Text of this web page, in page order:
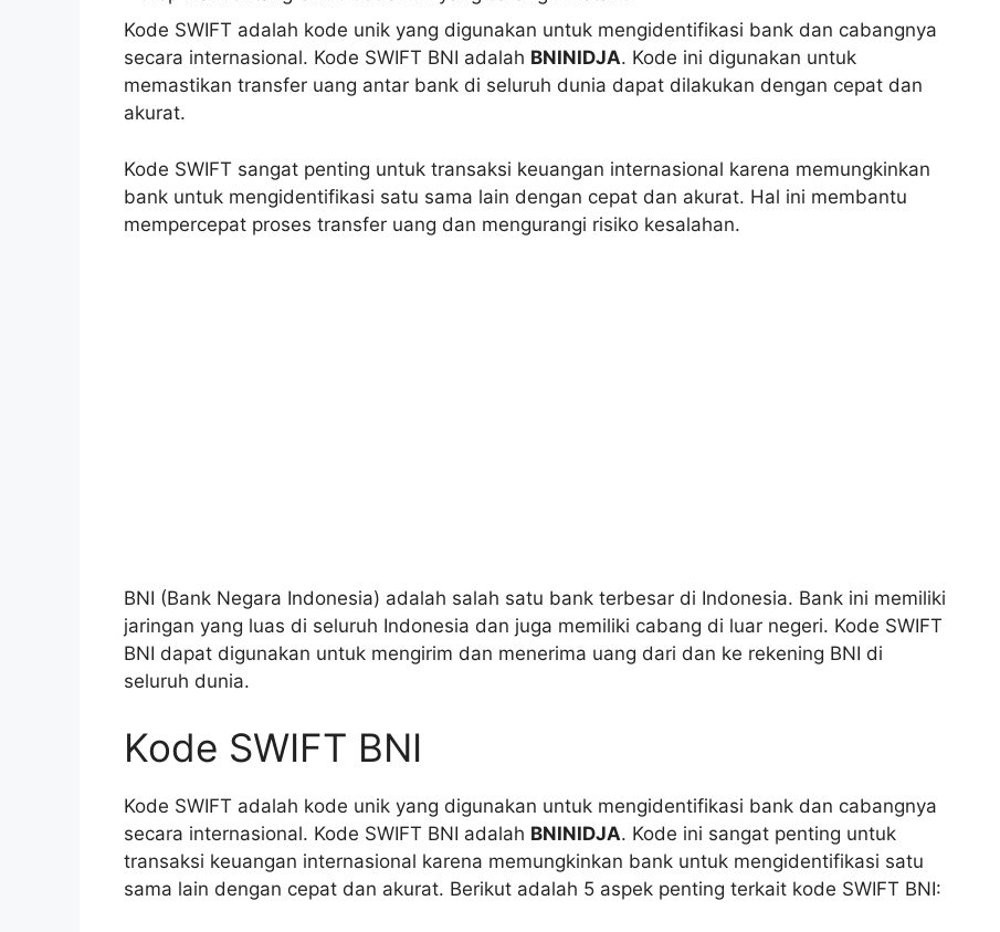
Kode SWIFT adalah kode unik yang digunakan untuk mengidentifikasi bank dan cabangnya
secara internasional. Kode SWIFT BNI adalah BNINIDJA. Kode ini digunakan untuk
memastikan transfer uang antar bank di seluruh dunia dapat dilakukan dengan cepat dan
akurat.
Kode SWIFT sangat penting untuk transaksi keuangan internasional karena memungkinkan
bank untuk mengidentifikasi satu sama lain dengan cepat dan akurat. Hal ini membantu
mempercepat proses transfer uang dan mengurangi risiko kesalahan.
BNI (Bank Negara Indonesia) adalah salah satu bank terbesar di Indonesia. Bank ini memiliki
jaringan yang luas di seluruh Indonesia dan juga memiliki cabang di luar negeri. Kode SWIFT
BNI dapat digunakan untuk mengirim dan menerima uang dari dan ke rekening BNI di
seluruh dunia.
Kode SWIFT BNI
Kode SWIFT adalah kode unik yang digunakan untuk mengidentifikasi bank dan cabangnya
secara internasional. Kode SWIFT BNI adalah BNINIDJA. Kode ini sangat penting untuk
transaksi keuangan internasional karena memungkinkan bank untuk mengidentifikasi satu
sama lain dengan cepat dan akurat. Berikut adalah 5 aspek penting terkait kode SWIFT BNI: